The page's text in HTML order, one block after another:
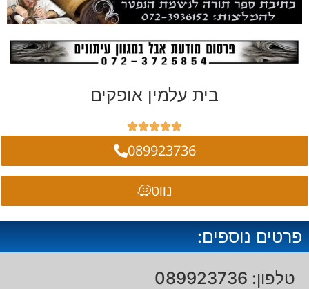
בית עלמין אופקים





089923736
נווט
פרטים נוספים:
טלפון: 089923736